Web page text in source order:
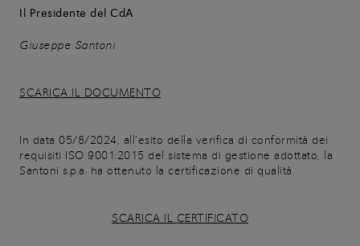
Il Presidente del CdA
Giuseppe Santoni
SCARICA IL DOCUMENTO
In data 05/8/2024, all’esito della verifica di conformità dei
requisiti ISO 9001:2015 del sistema di gestione adottato, la
Santoni s.p.a. ha ottenuto la certificazione di qualità.
SCARICA IL CERTIFICATO